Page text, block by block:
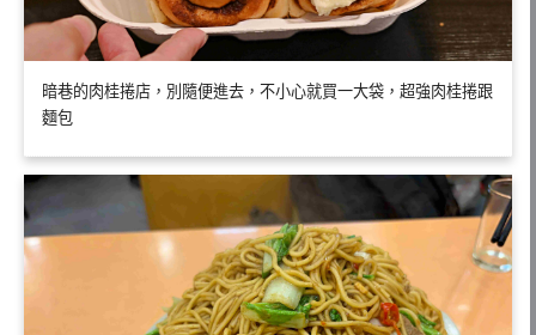
暗巷的肉桂捲店，別隨便進去，不小心就買一大袋，超強肉桂捲跟
麵包